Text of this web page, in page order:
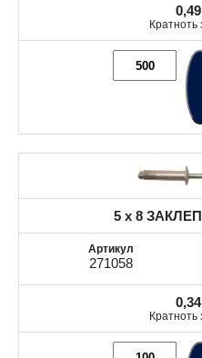
0,49
Кратноть
5 x 8
271058
0,34
Кратноть